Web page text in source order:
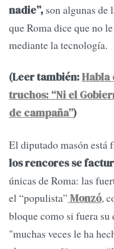
nadie”, son algunas de
que Roma dice que no
mediante la tecnología.
(Leer también:Habla
truchos: “Ni el
de campaña”)
El diputado masón está
los rencores se
únicas de Roma: las
el “populista” Monzó,
bloque como si fuera su
"muchas veces le ha